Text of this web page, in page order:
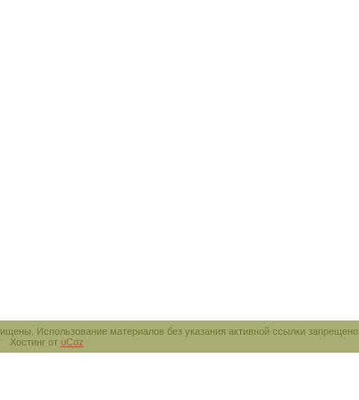
Использование материалов без указания активной ссылки запрещено.
Хостинг от uCoz